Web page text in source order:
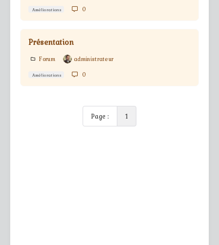
Améliorations 0
Présentation
Forum administrateur
Améliorations 0
Page : 1